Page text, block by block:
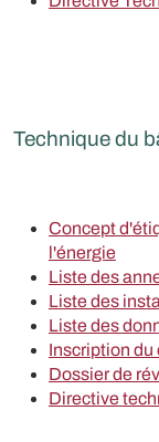
Technique du
Concept
l'énergie
Liste des
Liste des
Liste des
Inscription du
Dossier de
Directive